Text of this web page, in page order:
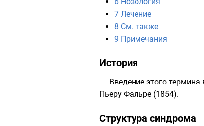
7 Лечение
8 См. также
9 Примечания
История
Введение этого
Пьеру Фальре (1854).
Структура синдрома